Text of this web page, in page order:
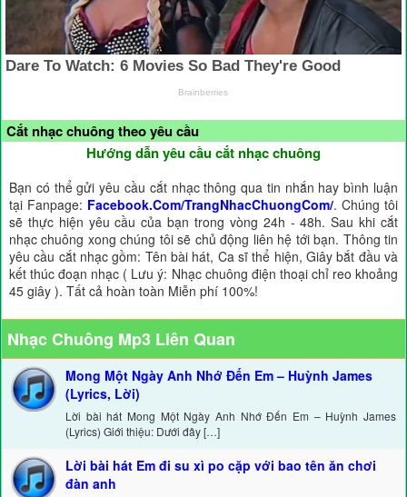
Cắt nhạc chuông theo yêu cầu
Hướng dẫn yêu cầu cắt nhạc chuông
Bạn có thể gửi yêu cầu cắt nhạc thông qua tin nhắn hay bình luận
tại Fanpage: Facebook.Com/TrangNhacChuongCom/. Chúng tôi
sẽ thực hiện yêu cầu của bạn trong vòng 24h - 48h. Sau khi cắt
nhạc chuông xong chúng tôi sẽ chủ động liên hệ tới bạn. Thông tin
yêu cầu cắt nhạc gồm: Tên bài hát, Ca sĩ thể hiện, Giây bắt đầu và
kết thúc đoạn nhạc ( Lưu ý: Nhạc chuông điện thoại chỉ reo khoảng
45 giây ). Tất cả hoàn toàn Miễn phí 100%!
Nhạc Chuông Mp3 Liên Quan
Mong Một Ngày Anh Nhớ Đến Em – Huỳnh James
(Lyrics, Lời)
Lời bài hát Mong Một Ngày Anh Nhớ Đến Em – Huỳnh James
(Lyrics) Giới thiệu: Dưới đây […]
Lời bài hát Em đi su xì po cặp với bao tên ăn chơi
đàn anh